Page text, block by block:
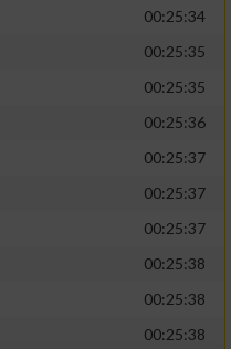
00:25:34
00:25:35
00:25:35
00:25:36
00:25:37
00:25:37
00:25:37
00:25:38
00:25:38
00:25:38